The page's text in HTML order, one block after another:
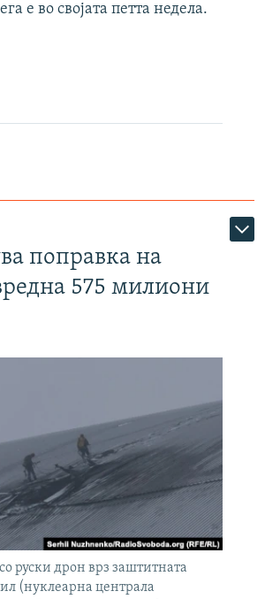
е во својата петта недела.
поправка на
575 милиони
руски дрон врз заштитната
(нуклеарна централа